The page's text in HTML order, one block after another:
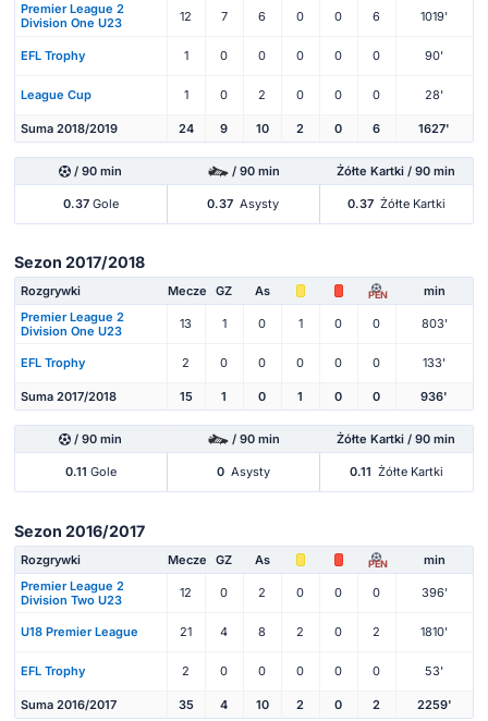
Premier League 2
Division One U23
12 7 6 0 0 6 1019'
EFL Trophy 1 0 0 0 0 0 90'
League Cup 1 0 2 0 0 0 28'
Suma 2018/2019 24 9 10 2 0 6 1627'
/ 90 min / 90 min Żółte Kartki / 90 min
0.37Gole 0.37 Asysty 0.37 Żółte Kartki
Sezon 2017/2018
Rozgrywki Mecze GZ As PEN
min
Premier League 2
Division One U23
13 1 0 1 0 0 803'
EFL Trophy 2 0 0 0 0 0 133'
Suma 2017/2018 15 1 0 1 0 0 936'
/ 90 min / 90 min Żółte Kartki / 90 min
0.11 Gole 0 Asysty 0.11 Żółte Kartki
Sezon 2016/2017
Rozgrywki Mecze GZ As PEN
min
Premier League 2
Division Two U23
12 0 2 0 0 0 396'
U18 Premier League 21 4 8 2 0 2 1810'
EFL Trophy 2 0 0 0 0 0 53'
Suma 2016/2017 35 4 10 2 0 2 2259'